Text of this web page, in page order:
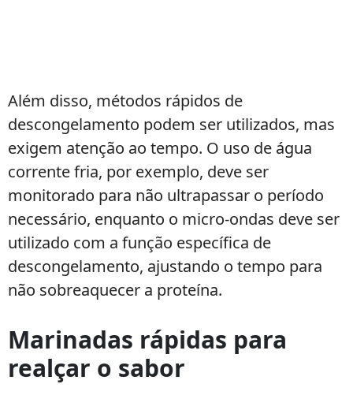
Além disso, métodos rápidos de
descongelamento podem ser utilizados, mas
exigem atenção ao tempo. O uso de água
corrente fria, por exemplo, deve ser
monitorado para não ultrapassar o período
necessário, enquanto o micro-ondas deve ser
utilizado com a função específica de
descongelamento, ajustando o tempo para
não sobreaquecer a proteína.
Marinadas rápidas para
realçar o sabor